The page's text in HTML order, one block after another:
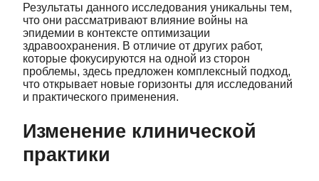
Результаты данного исследования уникальны тем,
что они рассматривают влияние войны на
эпидемии в контексте оптимизации
здравоохранения. В отличие от других работ,
которые фокусируются на одной из сторон
проблемы, здесь предложен комплексный подход,
что открывает новые горизонты для исследований
и практического применения.
Изменение клинической
практики